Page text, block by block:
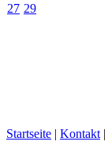
27 29
Startseite | Kontakt |